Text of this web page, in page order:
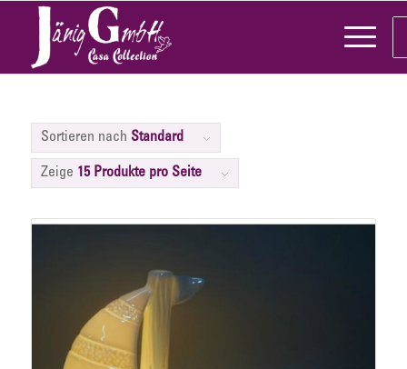
Sortieren nach Standard
Zeige 15 Produkte pro Seite